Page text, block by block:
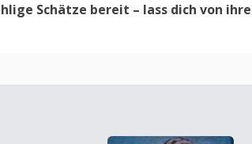
Schätze bereit – lass dich von